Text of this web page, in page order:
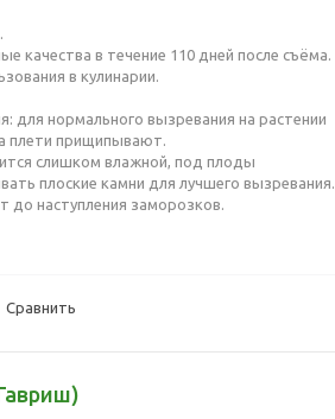
качества в течение 110 дней после съёма.
в кулинарии.
для нормального вызревания на растении
плети прищипывают.
слишком влажной, под плоды
плоские камни для лучшего вызревания.
наступления заморозков.
Сравнить